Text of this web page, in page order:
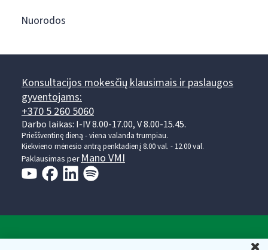
Nuorodos
Konsultacijos mokesčių klausimais ir paslaugos
gyventojams:
+370 5 260 5060
Darbo laikas: I-IV 8.00-17.00, V 8.00-15.45.
Prieššventinę dieną - viena valanda trumpiau.
Kiekvieno mėnesio antrą penktadienį 8.00 val. - 12.00 val.
Paklausimas per Mano VMI